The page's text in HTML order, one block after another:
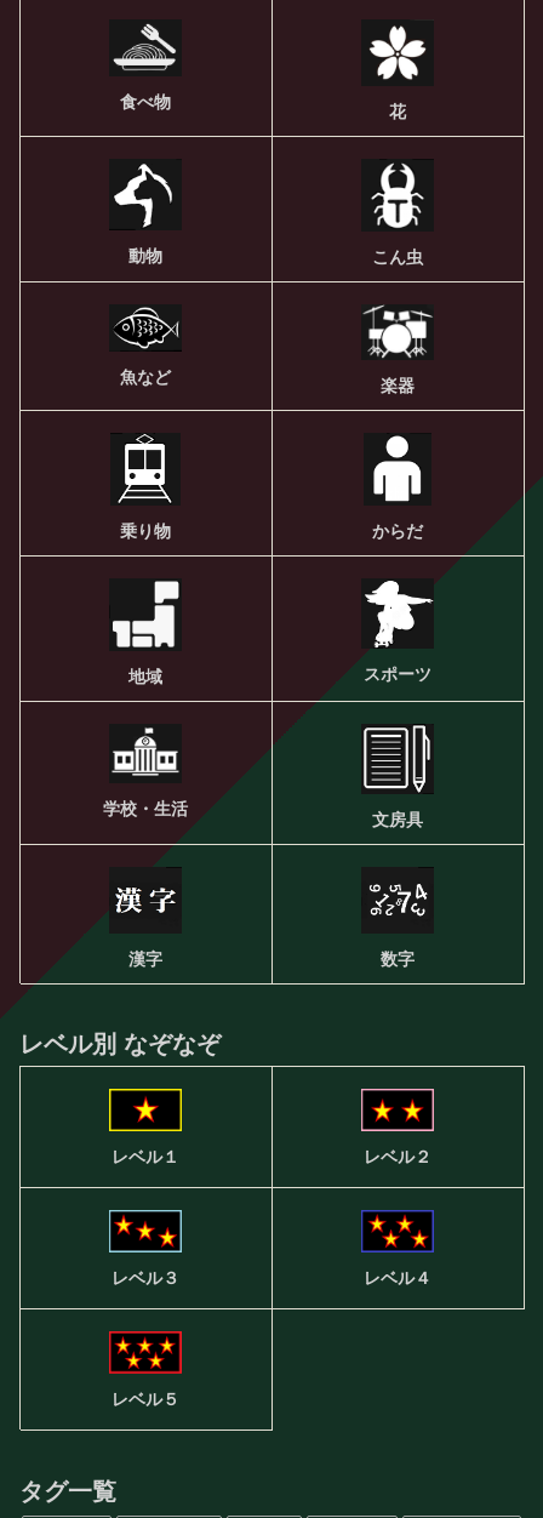
食べ物 花
動物 こん虫
魚など 楽器
乗り物 からだ
地域 スポーツ
学校・生活
文房具
漢字 数字
レベル別 なぞなぞ
レベル１ レベル２
レベル３ レベル４
レベル５
タグ一覧